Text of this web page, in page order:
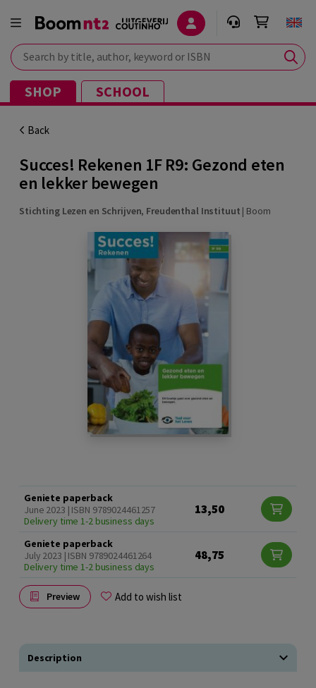
Search by title, author, keyword or ISBN
SHOP SCHOOL
Back
Succes! Rekenen 1F R9: Gezond eten
en lekker bewegen
Stichting Lezen en Schrijven, Freudenthal Instituut | Boom
Geniete paperback
June 2023 | ISBN 9789024461257
Delivery time 1-2 business days
13,50
Geniete paperback
July 2023 | ISBN 9789024461264
Delivery time 1-2 business days
48,75
Preview Add to wish list
Description